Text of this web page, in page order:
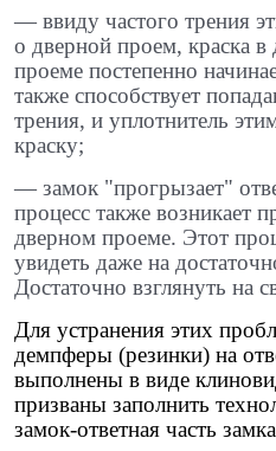
— ввиду частого трения
о дверной проем, краска в
проеме постепенно
также способствует
трения, и уплотнитель
краску; ​
— замок "прогрызает"
процесс также возникает
дверном проеме. Этот
увидеть даже на
Достаточно взглянуть на
Для устранения этих
демпферы (резинки) на
выполнены в виде
призваны заполнить
замок-ответная часть